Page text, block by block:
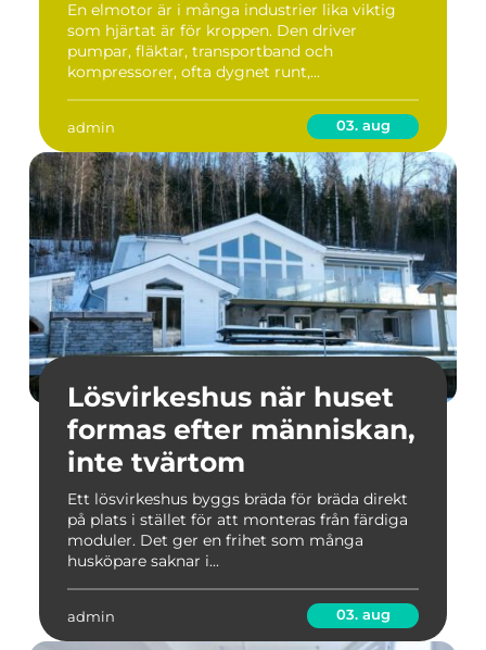
En elmotor är i många industrier lika viktig
som hjärtat är för kroppen. Den driver
pumpar, fläktar, transportband och
kompressorer, ofta dygnet runt,...
admin 03. aug
Lösvirkeshus när huset
formas efter människan,
inte tvärtom
Ett lösvirkeshus byggs bräda för bräda direkt
på plats i stället för att monteras från färdiga
moduler. Det ger en frihet som många
husköpare saknar i...
admin 03. aug